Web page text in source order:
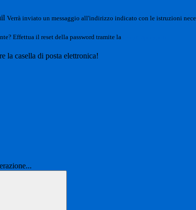
Verrà inviato un messaggio all'indirizzo indicato con le istruzioni
Effettua il reset della password tramite la
la casella di posta elettronica!